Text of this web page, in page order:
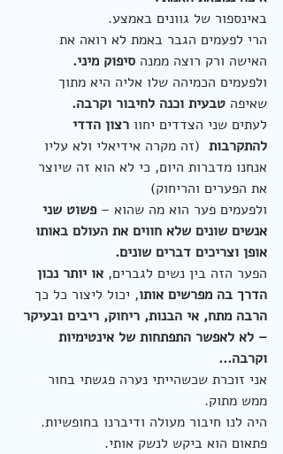
באינספור של גוונים באמצע.
הרי לפעמים הגבר באמת לא רואה את
האישה ורק רוצה ממנה סיפוק מיני.
ולפעמים הכמיהה שלו אליה היא מתוך
שאיפה טבעית וכנה לחיבור וקרבה.
לעתים שני הצדדים יחוו רצון הדדי
להתקרבות
  (זה מקרה אידיאלי ולא עליו
אנחנו מדברות היום, כי לא הוא זה שיוצר
את הפערים והריחוק)
ולפעמים פער הוא מה שהוא – פשוט שני
אנשים שונים שלא חווים את העולם באותו
אופן וצריכים דברים שונים.
הפער הזה בין נשים לגברים, או יותר נכון
הדרך בה מפרשים אותו, יכול ליצור כל כך
הרבה מתח, אי הבנות, ריחוק, ריבים ובעיקר
– לא לאפשר התפתחות של אינטימיות
וקרבה...
אני זוכרת שכשהייתי נערה פגשתי בחור
ממש מתוק.
היה לנו חיבור מעולה ודיברנו בחופשיות.
פתאום הוא ביקש לנשק אותי.